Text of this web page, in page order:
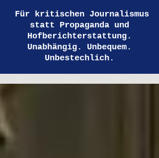
Für kritischen Journalismus
statt Propaganda und
Hofberichterstattung.
Unabhängig. Unbequem.
Unbestechlich.